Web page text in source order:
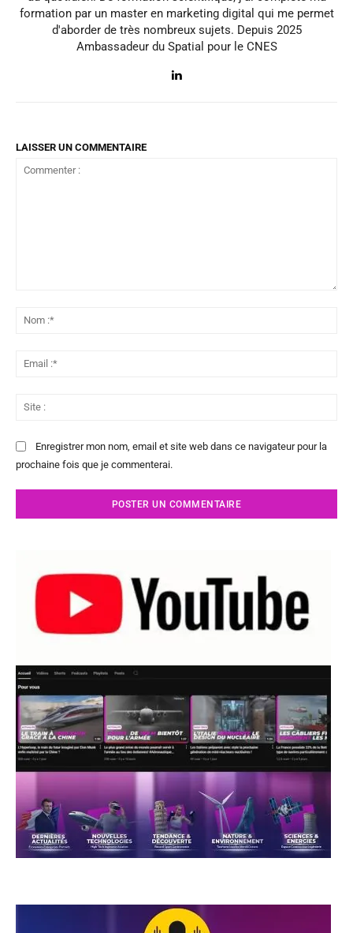
formation par un master en marketing digital qui me permet
d'aborder de très nombreux sujets. Depuis 2025
Ambassadeur du Spatial pour le CNES
LAISSER UN COMMENTAIRE
Enregistrer mon nom, email et site web dans ce navigateur pour la
prochaine fois que je commenterai.